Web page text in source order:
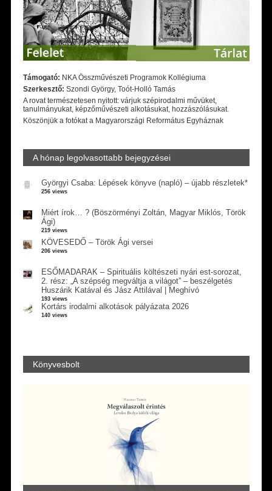
Támogató: NKA Összművészeti Programok Kollégiuma
Szerkesztő: Szondi György, Toót-Holló Tamás
A rovat természetesen nyitott: várjuk szépirodalmi művüket,
tanulmányukat, képzőművészeti alkotásukat, hozzászólásukat.
Köszönjük a fotókat a Magyarországi Református Egyháznak
A hónap legolvasottabb bejegyzései
Györgyi Csaba: Lépések könyve (napló) – újabb részletek*
256 views
Miért írok… ? (Böszörményi Zoltán, Magyar Miklós, Török
Ági)
219 views
KÖVESEDŐ – Török Ági versei
206 views
ESŐMADARAK – Spirituális költészeti nyári est-sorozat,
2. rész: „A szépség megváltja a világot” – beszélgetés
Huszárik Katával és Jász Attilával | Meghívó
193 views
Kortárs irodalmi alkotások pályázata 2026
140 views
Könyvesbolt